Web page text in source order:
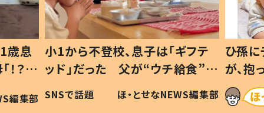
歳息
？」
編集部
小1から不登校、息子は「ギフテ
ッド」だった 父が“ウチ給食”を
作り続ける理由とは #令和の親
#令和の子
SNSで話題 ほ・とせなNEWS編集部
ひ孫
が、
「涙が
い」